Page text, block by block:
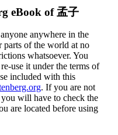
eBook of 孟子
anywhere in the
parts of the world at no
whatsoever. You
use it under the terms of
included with this
. If you are not
will have to check the
are located before using